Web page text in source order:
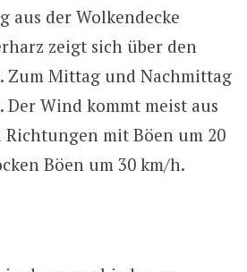
aus der Wolkendecke
zeigt sich über den
Zum Mittag und Nachmittag
Wind kommt meist aus
mit Böen um 20
Böen um 30 km/h.